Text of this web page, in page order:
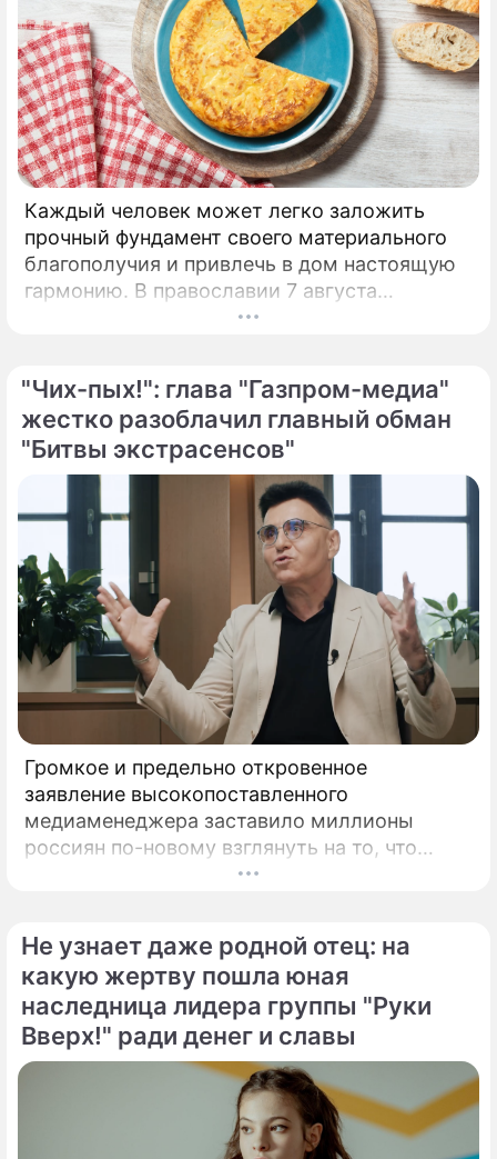
Каждый человек может легко заложить
прочный фундамент своего материального
благополучия и привлечь в дом настоящую
гармонию. В православии 7 августа
почитают память праведной Анны, матери
"Чих-пых!": глава "Газпром-медиа"
жестко разоблачил главный обман
"Битвы экстрасенсов"
Громкое и предельно откровенное
заявление высокопоставленного
медиаменеджера заставило миллионы
россиян по-новому взглянуть на то, что
годами происходит на экране главного
холдинга "Газпром-медиа" Александр Жаров
решился на неожидаемый и крайне острый
демарш.
Не узнает даже родной отец: на
какую жертву пошла юная
наследница лидера группы "Руки
Вверх!" ради денег и славы